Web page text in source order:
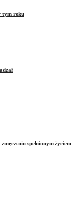
tym roku
spełnionym życiem